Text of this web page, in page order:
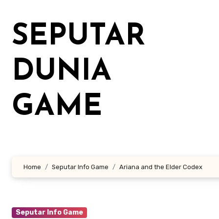
kontenSEPUTAR
DUNIA
GAME
Home Seputar Info Game Ariana and the Elder Codex
Seputar Info Game